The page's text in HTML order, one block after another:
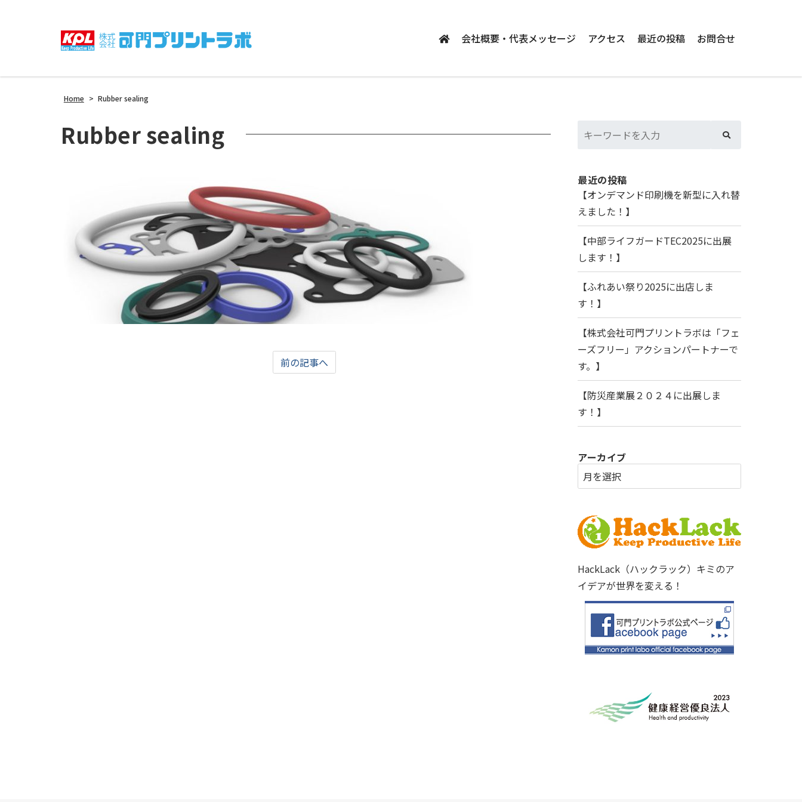
会社概要・代表メッセージ アクセス 最近の投稿 お問合せ
Home > Rubber sealing
Rubber sealing
前の記事へ
最近の投稿
【オンデマンド印刷機を新型に入れ替
えました！】
【中部ライフガードTEC2025に出展
します！】
【ふれあい祭り2025に出店しま
す！】
【株式会社可門プリントラボは「フェ
ーズフリー」アクションパートナーで
す。】
【防災産業展２０２４に出展しま
す！】
アーカイブ
HackLack（ハックラック）キミのア
イデアが世界を変える！